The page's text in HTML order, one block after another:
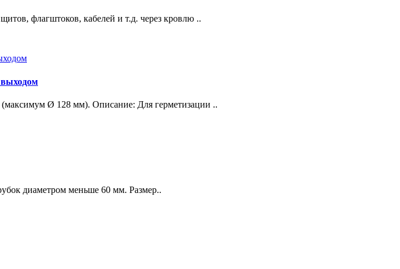
флагштоков, кабелей и т.д. через кровлю ..
выходом
Ø 128 мм). Описание: Для герметизации ..
диаметром меньше 60 мм. Размер..